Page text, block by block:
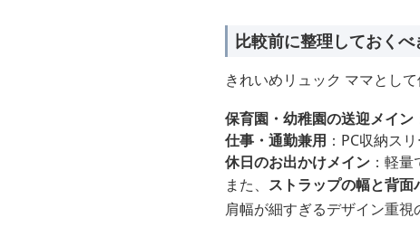
比較前に整理しておく
きれいめリュック ママとして
保育園・幼稚園の送迎メイン
仕事・通勤兼用 ：PC収納ス
休日のお出かけメイン ：軽
また、 ストラップの幅と背面
肩幅が細すぎるデザイン重視